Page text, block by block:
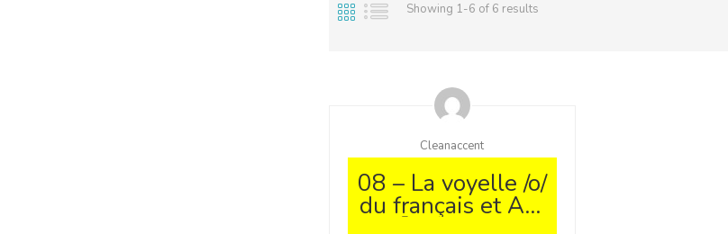
Showing 1-6 of 6 results
Cleanaccent
08 – La voyelle /o/
du français et API